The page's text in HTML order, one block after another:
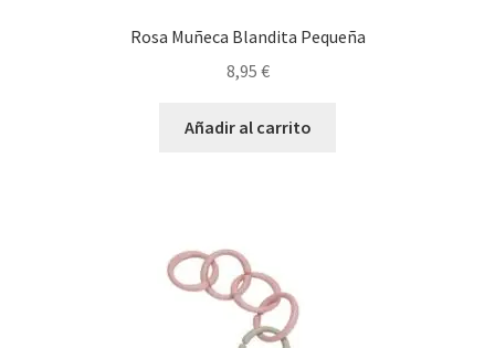
Rosa Muñeca Blandita Pequeña
8,95 €
Añadir al carrito